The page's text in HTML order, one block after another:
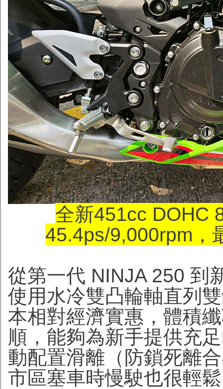
全新451cc DOHC
45.4ps/9,000rpm，
從第一代 NINJA 250 到
使用水冷雙凸輪軸直列
本相對經濟實惠，體積
順，能夠為新手提供充
動配置滑離（防鎖死離
市區塞車時慢駛也很輕